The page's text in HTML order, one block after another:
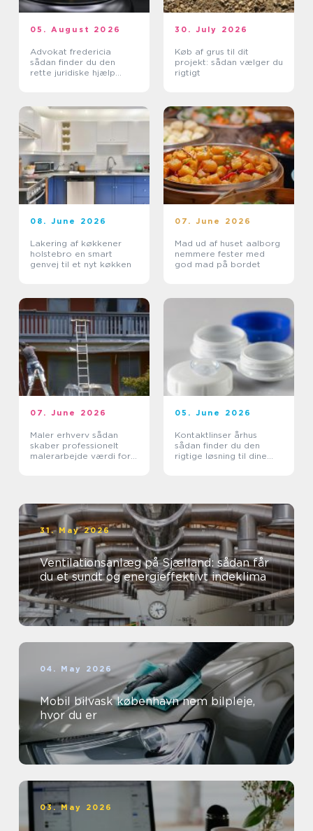
05. August 2026
Advokat fredericia
sådan finder du den
rette juridiske hjælp
30. July 2026
Køb af grus til dit
projekt: sådan vælger du
rigtigt
08. June 2026
Lakering af køkkener
holstebro en smart
genvej til et nyt køkken
07. June 2026
Mad ud af huset aalborg
nemmere fester med
god mad på bordet
07. June 2026
Maler erhverv sådan
skaber professionelt
malerarbejde værdi for
05. June 2026
Kontaktlinser århus
sådan finder du den
rigtige løsning til dine
31. May 2026
Ventilationsanlæg på Sjælland: sådan får
du et sundt og energieffektivt indeklima
04. May 2026
Mobil bilvask københavn nem bilpleje,
hvor du er
03. May 2026